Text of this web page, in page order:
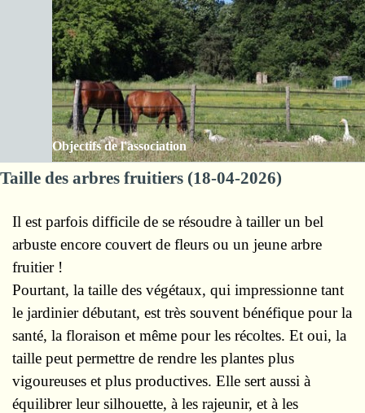
Aller au contenu
Les Amis de la ferme des Clos
Sauter le menu
Objectifs de l'association
Taille des arbres fruitiers (18-04-2026)
Il est parfois difficile de se résoudre à tailler un bel
arbuste encore couvert de fleurs ou un jeune arbre
fruitier !
Pourtant, la taille des végétaux, qui impressionne tant
le jardinier débutant, est très souvent bénéfique pour la
santé, la floraison et même pour les récoltes. Et oui, la
taille peut permettre de rendre les plantes plus
vigoureuses et plus productives. Elle sert aussi à
équilibrer leur silhouette, à les rajeunir, et à les